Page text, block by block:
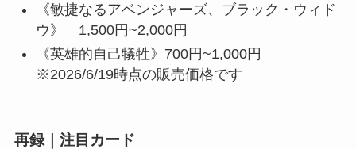
《敏捷なるアベンジャーズ、ブラック・ウィド
ウ》 1,500円~2,000円
《英雄的自己犠牲》700円~1,000円
※2026/6/19時点の販売価格です
再録｜注目カード